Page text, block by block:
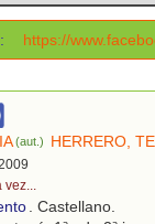
https://
(aut.) HERRERO,
vez...
. Castellano.